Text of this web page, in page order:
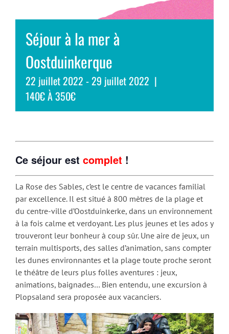
Séjour à la mer à
Oostduinkerque
22 juillet 2022 -29 juillet 2022 |
140€ À 350€
Ce séjour est complet !
La Rose des Sables, c’est le centre de vacances familial
par excellence. Il est situé à 800 mètres de la plage et
du centre-ville d’Oostduinkerke, dans un environnement
à la fois calme et verdoyant. Les plus jeunes et les ados y
trouveront leur bonheur à coup sûr. Une aire de jeux, un
terrain multisports, des salles d’animation, sans compter
les dunes environnantes et la plage toute proche seront
le théâtre de leurs plus folles aventures : jeux,
animations, baignades… Bien entendu, une excursion à
Plopsaland sera proposée aux vacanciers.